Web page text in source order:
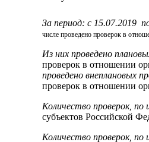
За период: с 15.07.2019
числе проведено проверок в
Из них проведено
проверок в отношении
проведено внеплановых
проверок в отношении
Количество проверок,
субъектов Российской
Количество проверок,